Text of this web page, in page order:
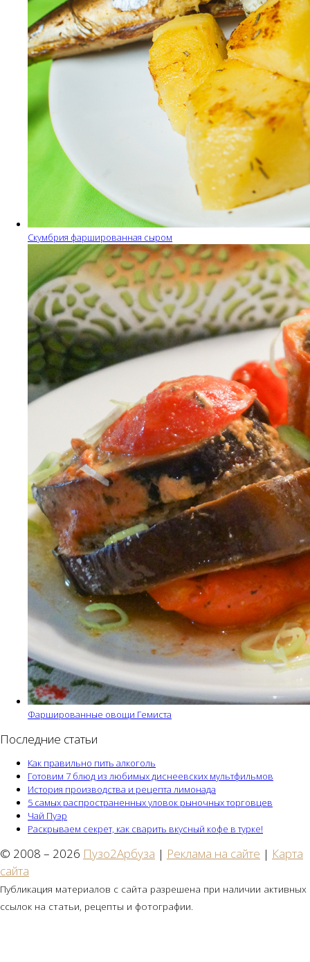
Скумбрия фаршированная сыром
Фаршированные овощи Гемиста
Последние статьи
Как правильно пить алкоголь
Готовим 7 блюд из любимых диснеевских мультфильмов
История производства и рецепта лимонада
5 самых распространенных уловок рыночных торговцев
Чай Пуэр
Раскрываем секрет, как сварить вкусный кофе в турке!
© 2008 – 2026 Пузо2Арбуза | Реклама на сайте | Карта
сайта
Публикация материалов с сайта разрешена при наличии активных
ссылок на статьи, рецепты и фотографии.